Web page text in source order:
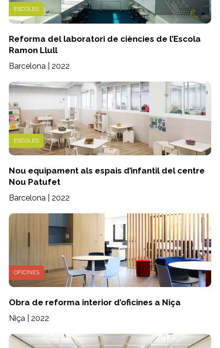
ESCOLES
Reforma del laboratori de ciències de l’Escola
Ramon Llull
Barcelona | 2022
ESCOLES
Nou equipament als espais d’infantil del centre
Nou Patufet
Barcelona | 2022
OFICINES
Obra de reforma interior d’oficines a Niça
Niça | 2022